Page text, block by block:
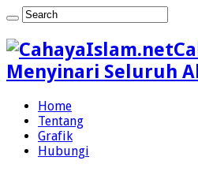
Menyinari Seluruh
Home
Tentang
Grafik
Hubungi